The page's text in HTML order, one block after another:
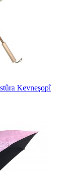
Kevneşopî